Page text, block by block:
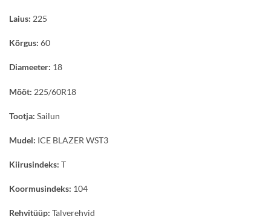
Laius: 225
Kõrgus: 60
Diameeter: 18
Mõõt: 225/60R18
Tootja: Sailun
Mudel: ICE BLAZER WST3
Kiirusindeks: T
Koormusindeks: 104
Rehvitüüp: Talverehvid